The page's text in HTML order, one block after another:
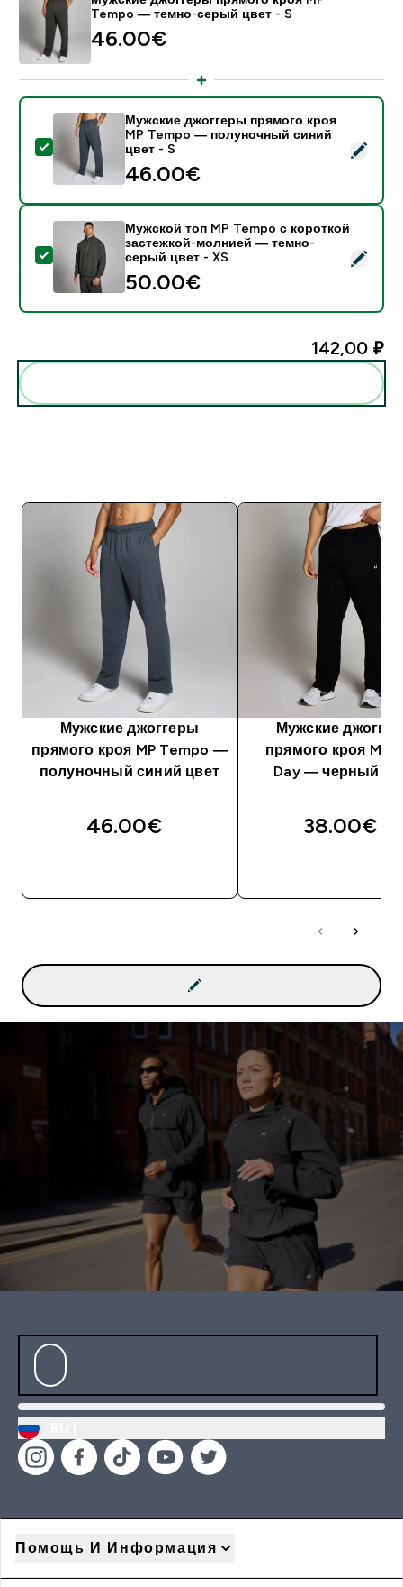
Tempo ― темно-серый цвет - S
46.00€‎
- Мужские джоггеры прямого кроя MP Tempo ―
Мужские джоггеры прямого кроя
MP Tempo ― полуночный синий
цвет - S
46.00€‎
- Мужской топ MP Tempo с короткой застежкой-
Мужской топ MP Tempo с короткой
застежкой-молнией — темно-
серый цвет - XS
50.00€‎
142,00 ₽‎
Мужские джоггеры
прямого кроя MP Tempo ―
полуночный синий цвет
46.00€‎
Мужские
прямого кроя MP
Day ― черный
38.00€‎
Помощь И Информация